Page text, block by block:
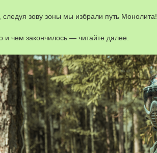
зову зоны мы избрали путь Монолита!
и чем закончилось — читайте далее.